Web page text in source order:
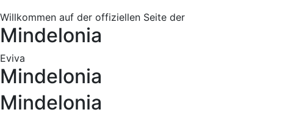
Willkommen auf der offiziellen Seite der
Mindelonia
Eviva
Mindelonia
Mindelonia